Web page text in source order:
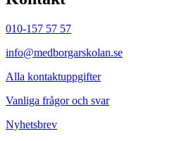
010-157 57 57
info@medborgarskolan.se
Alla kontaktuppgifter
Vanliga frågor och svar
Nyhetsbrev